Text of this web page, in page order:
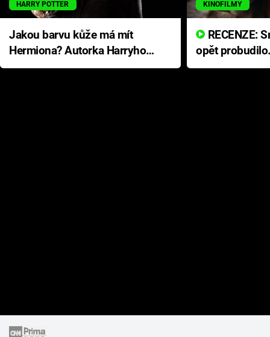
HARRY POTTER
Jakou barvu kůže má mít
Hermiona? Autorka Harryho
Pottera přišla s ráznou
KINOFILMY
opět
přichází s